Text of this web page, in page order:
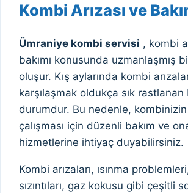
Kombi Arızası ve
Ümraniye kombi servisi , kombi
bakımı konusunda uzmanlaşmış
oluşur. Kış aylarında kombi
karşılaşmak oldukça sık rastlanan
durumdur. Bu nedenle,
çalışması için düzenli bakım ve
hizmetlerine ihtiyaç duyabilirsiniz.
Kombi arızaları, ısınma
sızıntıları, gaz kokusu gibi çeşitli